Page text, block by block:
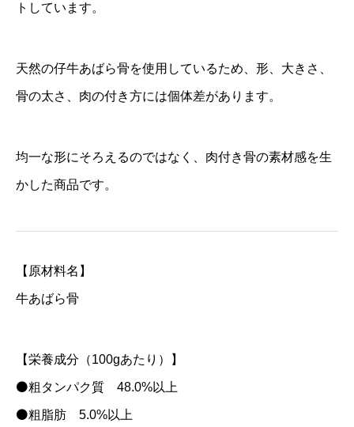
トしています。
天然の仔牛あばら骨を使用しているため、形、大きさ、
骨の太さ、肉の付き方には個体差があります。
均一な形にそろえるのではなく、肉付き骨の素材感を生
かした商品です。
【原材料名】
牛あばら骨
【栄養成分（100gあたり）】
⚫粗タンパク質 48.0%以上
⚫粗脂肪 5.0%以上